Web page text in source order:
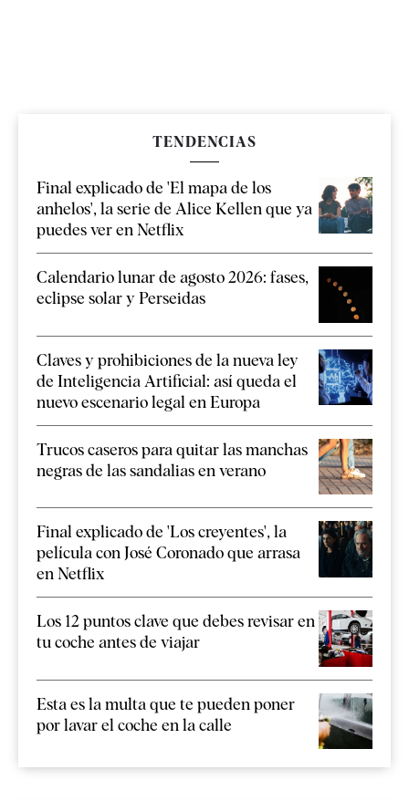
TENDENCIAS
Final explicado de 'El mapa de los
anhelos', la serie de Alice Kellen que ya
puedes ver en Netflix
Calendario lunar de agosto 2026: fases,
eclipse solar y Perseidas
Claves y prohibiciones de la nueva ley
de Inteligencia Artificial: así queda el
nuevo escenario legal en Europa
Trucos caseros para quitar las manchas
negras de las sandalias en verano
Final explicado de 'Los creyentes', la
película con José Coronado que arrasa
en Netflix
Los 12 puntos clave que debes revisar en
tu coche antes de viajar
Esta es la multa que te pueden poner
por lavar el coche en la calle